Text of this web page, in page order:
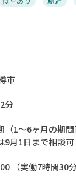
市
分
（1～6ヶ月の期間
9月1日まで相談可
（実働7時間30